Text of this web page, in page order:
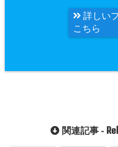
詳しい
こちら
関連記事 -